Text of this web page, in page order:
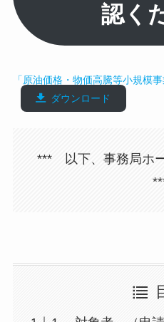
認く
「原油価格・物価高騰等小規模
ダウンロード
*** 以下、事務局ホ